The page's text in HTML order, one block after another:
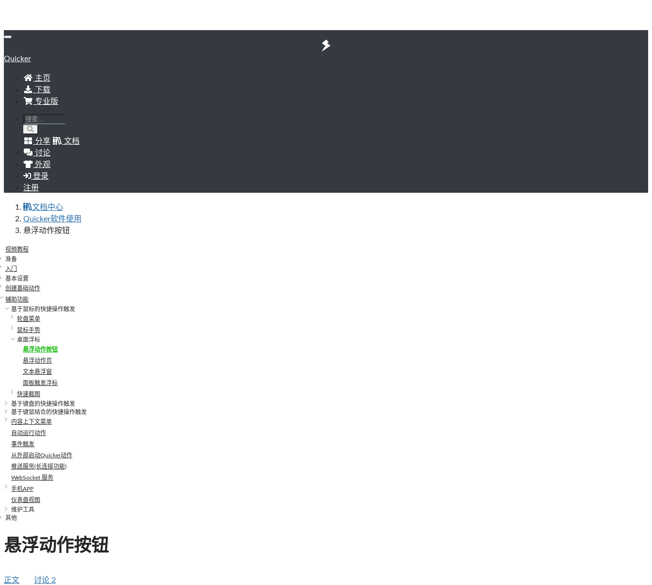
Quicker
主页
下载
专业版
分享
文档
讨论
外观
登录
注册
文档中心
Quicker软件使用
悬浮动作按钮
视频教程
准备
入门
基本设置
创建基础动作
辅助功能
基于鼠标的快捷操作触发
轮盘菜单
鼠标手势
桌面浮标
悬浮动作按钮
悬浮动作页
文本悬浮窗
面板触发浮标
快速截图
基于键盘的快捷操作触发
基于键鼠结合的快捷操作触发
内容上下文菜单
自动运行动作
事件触发
从外部启动Quicker动作
推送服务(长连接功能)
WebSocket 服务
手机APP
仪表盘视图
维护工具
其他
悬浮动作按钮
正文 讨论 2